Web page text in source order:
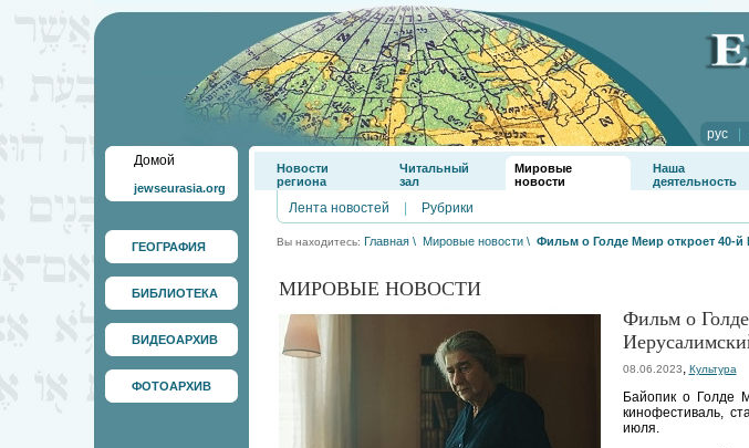
рус|
Домой
jewseurasia.org
ГЕОГРАФИЯ
БИБЛИОТЕКА
ВИДЕОАРХИВ
ФОТОАРХИВ
Новости
региона
Читальный
зал
Мировые
новости
Наша
деятельность
Лента новостей Рубрики
Вы находитесь: Главная \ Мировые новости \ Фильм о Голде Меир откроет 40-
МИРОВЫЕ НОВОСТИ
Фильм о
08.06.2023, Культура
Байопик о Голде
кинофестиваль,
июля.